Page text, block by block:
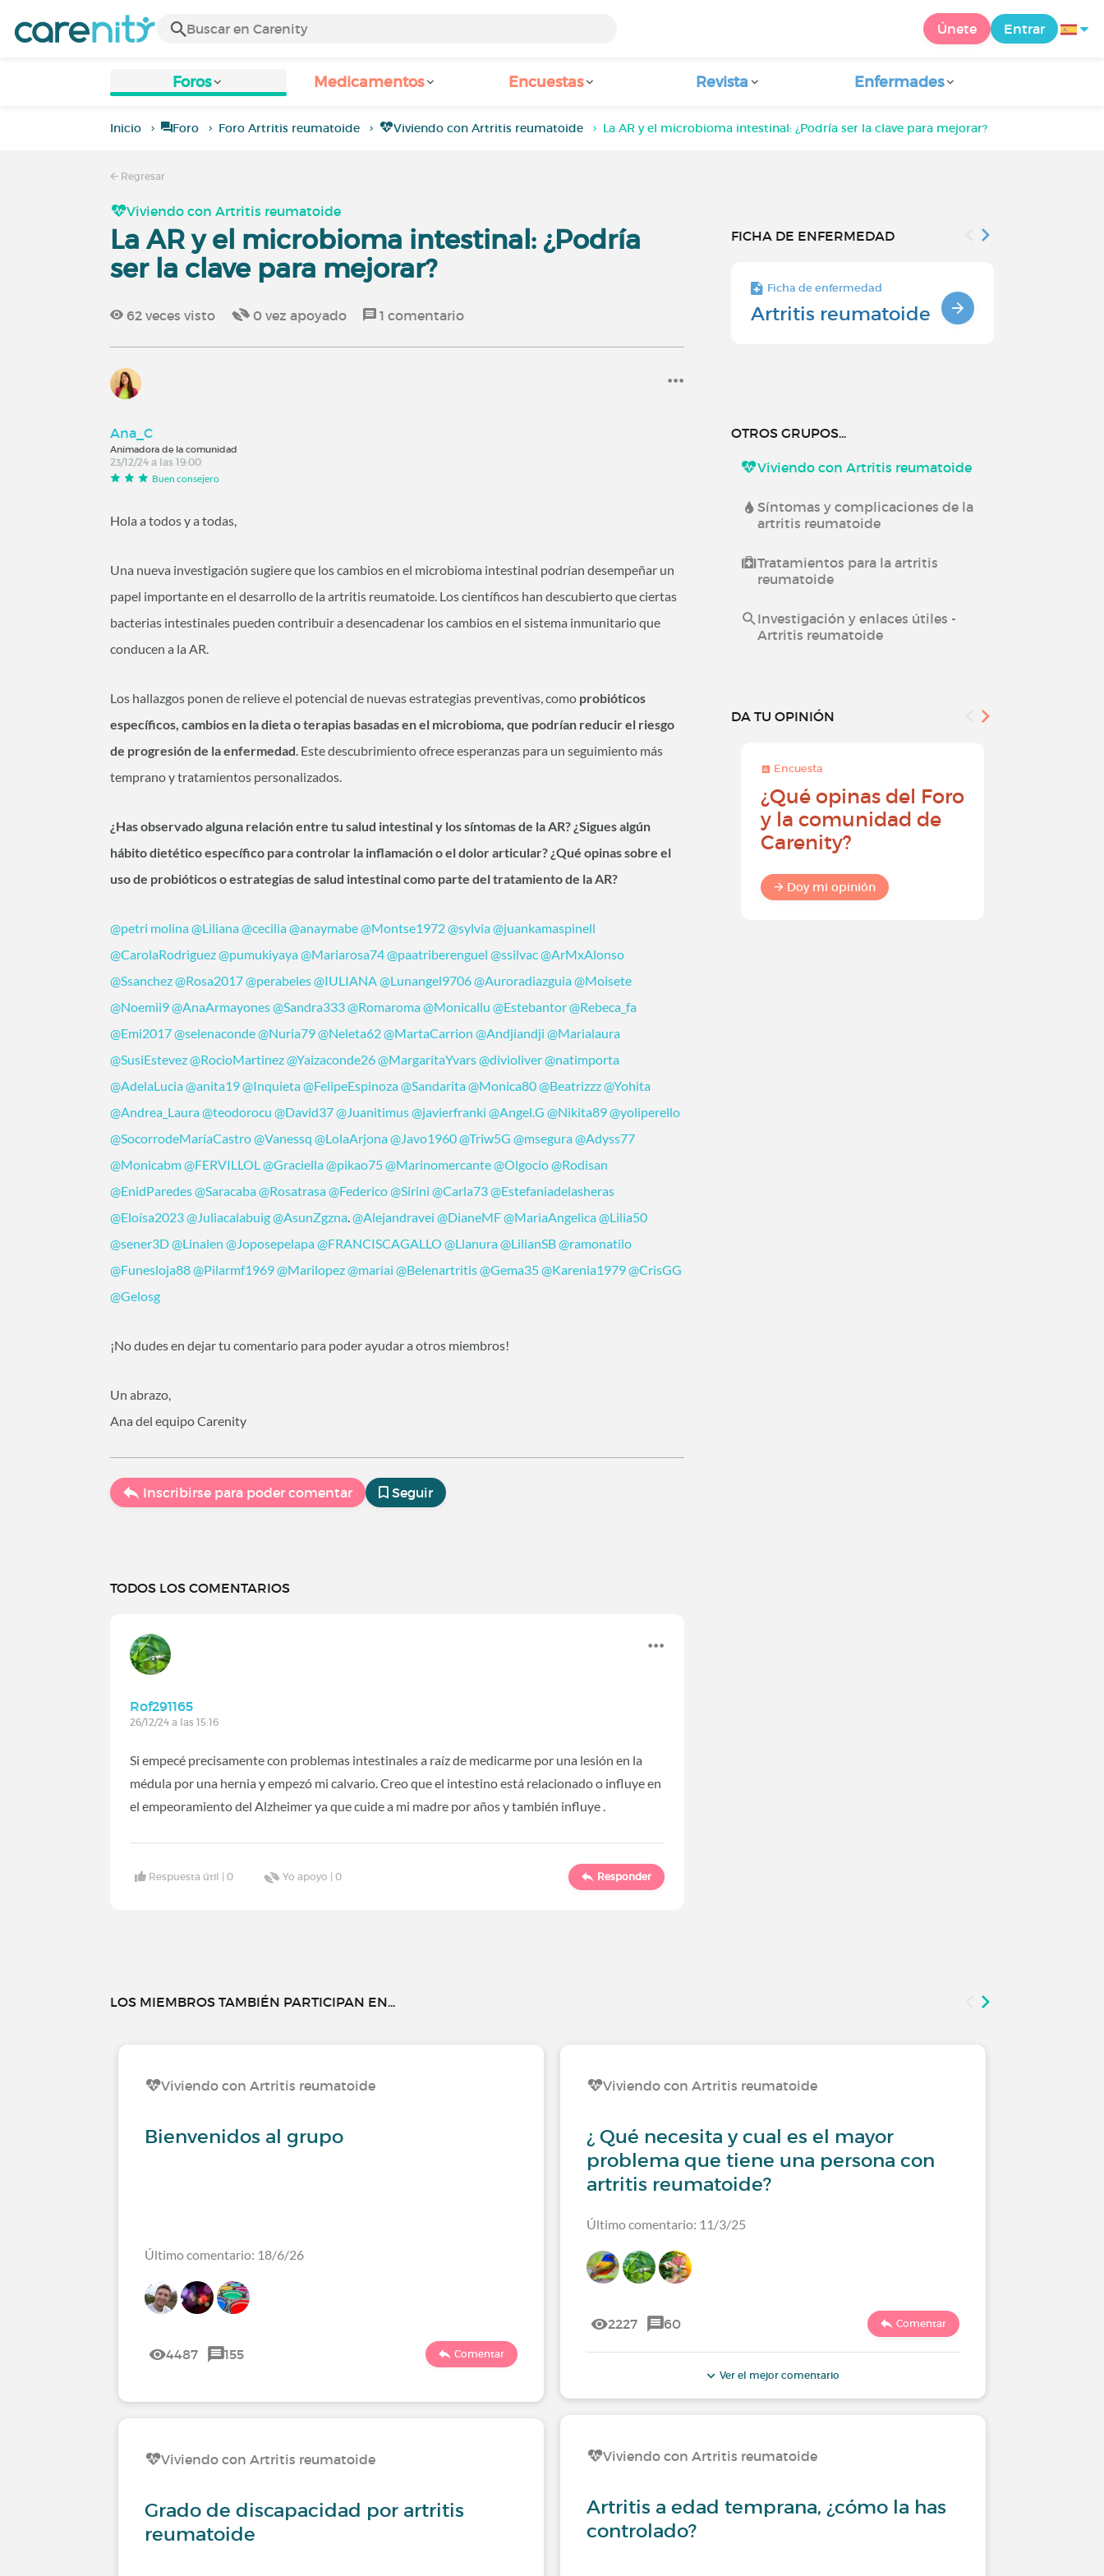
Únete Entrar
Foros Medicamentos Encuestas Revista Enfermades
Inicio Foro Foro Artritis reumatoide Viviendo con Artritis reumatoide La AR y el microbioma intestinal: ¿Podría ser la clave para mejorar?
Regresar
Viviendo con Artritis reumatoide
La AR y el microbioma intestinal: ¿Podría
ser la clave para mejorar?
62 veces visto 0 vez apoyado 1 comentario
Ana_C
Animadora de la comunidad
23/12/24 a las 19:00
Buen consejero
Hola a todos y a todas,
Una nueva investigación sugiere que los cambios en el microbioma intestinal podrían desempeñar un
papel importante en el desarrollo de la artritis reumatoide. Los científicos han descubierto que ciertas
bacterias intestinales pueden contribuir a desencadenar los cambios en el sistema inmunitario que
conducen a la AR.
Los hallazgos ponen de relieve el potencial de nuevas estrategias preventivas, como probióticos
específicos, cambios en la dieta o terapias basadas en el microbioma, que podrían reducir el riesgo
de progresión de la enfermedad. Este descubrimiento ofrece esperanzas para un seguimiento más
temprano y tratamientos personalizados.
¿Has observado alguna relación entre tu salud intestinal y los síntomas de la AR? ¿Sigues algún
hábito dietético específico para controlar la inflamación o el dolor articular? ¿Qué opinas sobre el
uso de probióticos o estrategias de salud intestinal como parte del tratamiento de la AR?
@petri molina@Liliana@cecilia@anaymabe@Montse1972@sylvia@juankamaspinell
@CarolaRodriguez@pumukiyaya@Mariarosa74@paatriberenguel @ssilvac@ArMxAlonso
@Ssanchez@Rosa2017@perabeles@IULIANA@Lunangel9706@Auroradiazguia@Moisete
@Noemii9@AnaArmayones@Sandra333@Romaroma@Monicallu @Estebantor@Rebeca_fa
@Emi2017@selenaconde@Nuria79@Neleta62@MartaCarrion @Andjiandji @Marialaura
@SusiEstevez@RocioMartinez@Yaizaconde26@MargaritaYvars@divioliver@natimporta
@AdelaLucia@anita19@Inquieta@FelipeEspinoza@Sandarita@Monica80@Beatrizzz@Yohita
@Andrea_Laura@teodorocu @David37@Juanitimus@javierfranki @Angel.G @Nikita89@yoliperello
@SocorrodeMaríaCastro@Vanessq @LolaArjona@Javo1960@Triw5G @msegura@Adyss77
@Monicabm@FERVILLOL@Graciella@pikao75@Marinomercante@Olgocio@Rodisan
@EnidParedes@Saracaba@Rosatrasa@Federico@Sirini @Carla73@Estefaniadelasheras
@Eloísa2023@Juliacalabuig@AsunZgzna.@Alejandravei @DianeMF@MariaAngelica@Lilia50
@sener3D@Linalen @Joposepelapa@FRANCISCAGALLO @Llanura@LilianSB@ramonatilo
@Funesloja88@Pilarmf1969@Marilopez@mariai @Belenartritis@Gema35@Karenia1979@CrisGG
@Gelosg
¡No dudes en dejar tu comentario para poder ayudar a otros miembros!
Un abrazo,
Ana del equipo Carenity
Inscribirse para poder comentar Seguir
TODOS LOS COMENTARIOS
Rof291165
26/12/24 a las 15:16
Si empecé precisamente con problemas intestinales a raíz de medicarme por una lesión en la
médula por una hernia y empezó mi calvario. Creo que el intestino está relacionado o influye en
el empeoramiento del Alzheimer ya que cuide a mi madre por años y también influye .
Respuesta útil |0 Yo apoyo |0 Responder
FICHA DE ENFERMEDAD
Ficha de enfermedad
Artritis reumatoide
OTROS GRUPOS...
Viviendo con Artritis reumatoide
Síntomas y complicaciones de la
artritis reumatoide
Tratamientos para la artritis
reumatoide
Investigación y enlaces útiles -
Artritis reumatoide
DA TU OPINIÓN
Encuesta
¿Qué opinas del Foro
y la comunidad de
Carenity?
Doy mi opinión
LOS MIEMBROS TAMBIÉN PARTICIPAN EN...
Viviendo con Artritis reumatoide
Bienvenidos al grupo
Último comentario: 18/6/26
4487 155 Comentar
Viviendo con Artritis reumatoide
Grado de discapacidad por artritis
reumatoide
Viviendo con Artritis reumatoide
¿ Qué necesita y cual es el mayor
problema que tiene una persona con
artritis reumatoide?
Último comentario: 11/3/25
2227 60 Comentar
Ver el mejor comentario
Viviendo con Artritis reumatoide
Artritis a edad temprana, ¿cómo la has
controlado?